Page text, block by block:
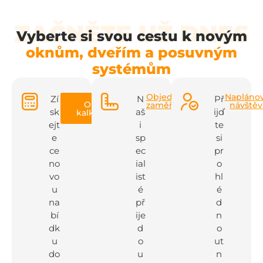
ZAČNĚTE UŽ DNES
Vyberte si svou cestu k novým
oknům, dveřím a posuvným
systémům
Zí
sk
ejt
e
ce
no
vo
u
na
bí
dk
u
do
Online
kalkulačka
N
aš
i
sp
ec
ial
ist
é
př
ije
d
o
u
Objednat
zaměření
Př
ijď
te
si
pr
o
hl
é
d
n
o
ut
n